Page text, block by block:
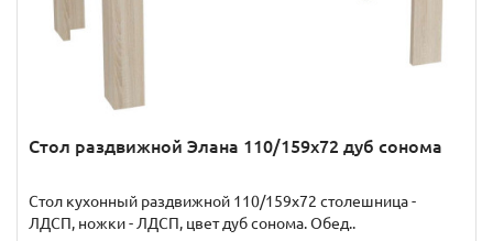
Стол раздвижной Элана 110/159х72 дуб сонома
Стол кухонный раздвижной 110/159х72 столешница -
ЛДСП, ножки - ЛДСП, цвет дуб сонома. Обед..